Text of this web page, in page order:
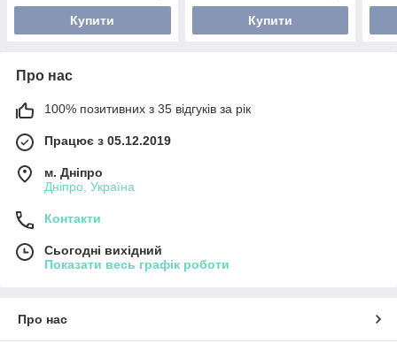
Купити Купити
Про нас
100% позитивних з 35 відгуків за рік
Працює з 05.12.2019
м. Дніпро
Дніпро, Україна
Контакти
Сьогодні вихідний
Показати весь графік роботи
Про нас